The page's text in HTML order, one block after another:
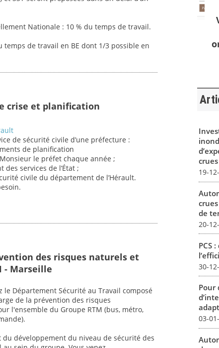
Nationale : 10 % du temps de travail.
temps de travail en BE dont 1/3 possible en
crise et planification
de sécurité civile d’une préfecture :
de planification
le préfet chaque année ;
services de l’État ;
civile du département de l’Hérault.
des risques naturels et
- Marseille
Département Sécurité au Travail composé
de la prévention des risques
l'ensemble du Groupe RTM (bus, métro,
développement du niveau de sécurité des
19-
de
20-
PCS
30-
Pour
03-